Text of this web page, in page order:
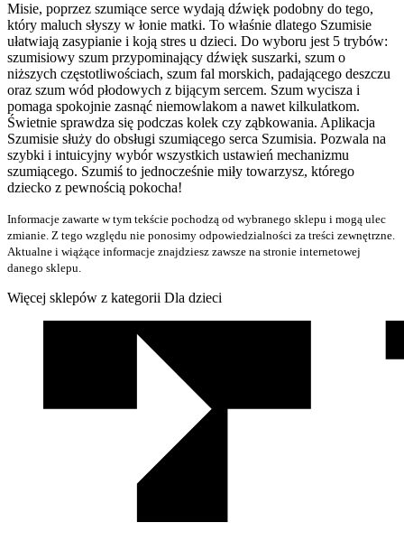
Misie, poprzez szumiące serce wydają dźwięk podobny do tego,
który maluch słyszy w łonie matki. To właśnie dlatego Szumisie
ułatwiają zasypianie i koją stres u dzieci. Do wyboru jest 5 trybów:
szumisiowy szum przypominający dźwięk suszarki, szum o
niższych częstotliwościach, szum fal morskich, padającego deszczu
oraz szum wód płodowych z bijącym sercem. Szum wycisza i
pomaga spokojnie zasnąć niemowlakom a nawet kilkulatkom.
Świetnie sprawdza się podczas kolek czy ząbkowania. Aplikacja
Szumisie służy do obsługi szumiącego serca Szumisia. Pozwala na
szybki i intuicyjny wybór wszystkich ustawień mechanizmu
szumiącego. Szumiś to jednocześnie miły towarzysz, którego
dziecko z pewnością pokocha!
Informacje zawarte w tym tekście pochodzą od wybranego sklepu i mogą ulec
zmianie. Z tego względu nie ponosimy odpowiedzialności za treści zewnętrzne.
Aktualne i wiążące informacje znajdziesz zawsze na stronie internetowej
danego sklepu.
Więcej sklepów z kategorii Dla dzieci